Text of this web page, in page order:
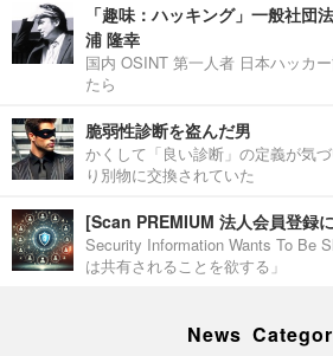
「趣味：ハッキング」一般社団
浦 隆幸
国内 OSINT 第一人者 日本ハッカ
たら
脆弱性診断を盗んだ男
かくして「良い診断」の定義が気
り別物に交換されていた
[Scan PREMIUM 法人会員登録
Security Information Wants To Be
は共有されることを欲する」
News